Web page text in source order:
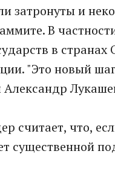
затронуты и
В
в странах
"Это новый
Александр
считает, что,
существенной